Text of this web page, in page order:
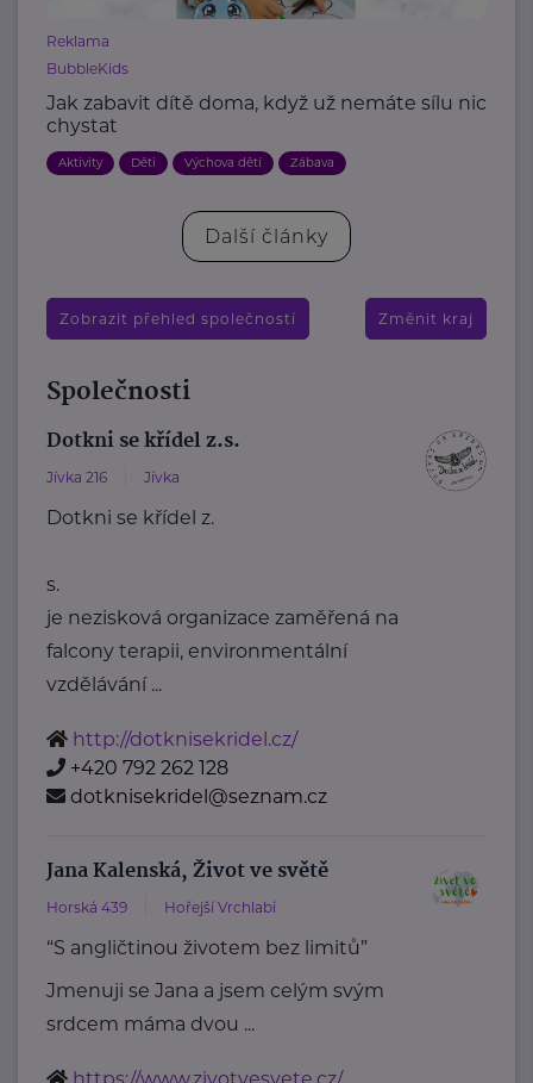
Reklama
BubbleKids
Jak zabavit dítě doma, když už nemáte sílu nic
chystat
Aktivity Děti Výchova dětí Zábava
Další články
Zobrazit přehled společností Změnit kraj
Společnosti
Dotkni se křídel z.s.
Jívka 216 Jívka
Dotkni se křídel z.
s.
je nezisková organizace zaměřená na
falcony terapii, environmentální
vzdělávání ...
http://dotknisekridel.cz/
+420 792 262 128
dotknisekridel@seznam.cz
Jana Kalenská, Život ve světě
Horská 439 Hořejší Vrchlabí
“S angličtinou životem bez limitů”
Jmenuji se Jana a jsem celým svým
srdcem máma dvou ...